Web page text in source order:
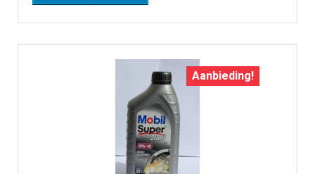
Aanbieding!